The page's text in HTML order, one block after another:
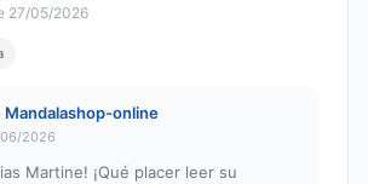
27/05/2026
Mandalashop-online
2026
Martine! ¡Qué placer leer su